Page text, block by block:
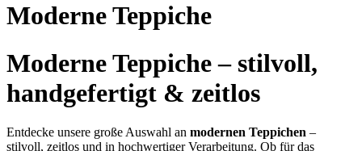
Moderne Teppiche
Moderne Teppiche – stilvoll,
handgefertigt & zeitlos
Entdecke unsere große Auswahl an modernen Teppichen –
stilvoll, zeitlos und in hochwertiger Verarbeitung. Ob für das